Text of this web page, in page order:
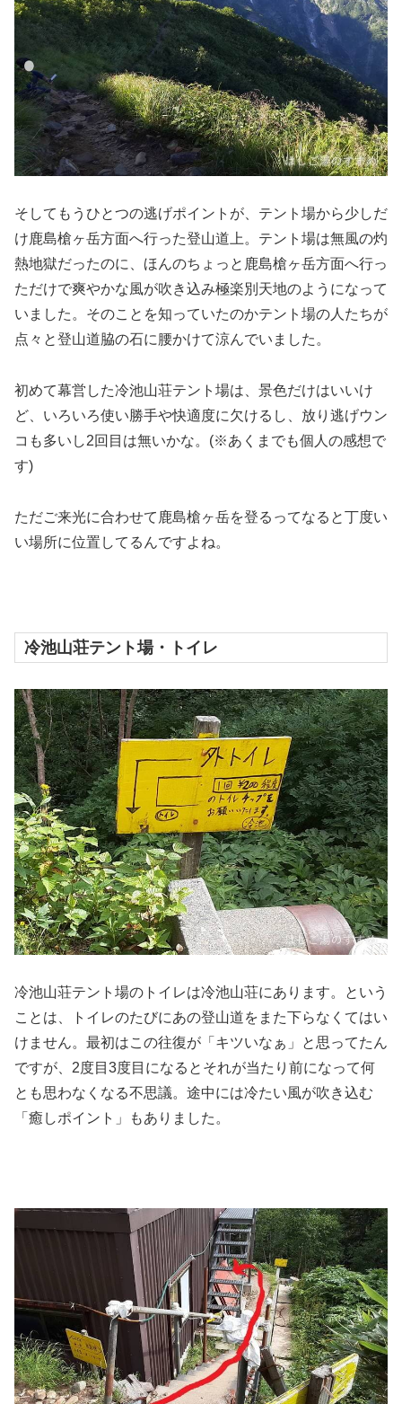
そしてもうひとつの逃げポイントが、テント場から少しだ
け鹿島槍ヶ岳方面へ行った登山道上。テント場は無風の灼
熱地獄だったのに、ほんのちょっと鹿島槍ヶ岳方面へ行っ
ただけで爽やかな風が吹き込み極楽別天地のようになって
いました。そのことを知っていたのかテント場の人たちが
点々と登山道脇の石に腰かけて涼んでいました。
初めて幕営した冷池山荘テント場は、景色だけはいいけ
ど、いろいろ使い勝手や快適度に欠けるし、放り逃げウン
コも多いし2回目は無いかな。(※あくまでも個人の感想で
す)
ただご来光に合わせて鹿島槍ヶ岳を登るってなると丁度い
い場所に位置してるんですよね。
冷池山荘テント場・トイレ
冷池山荘テント場のトイレは冷池山荘にあります。という
ことは、トイレのたびにあの登山道をまた下らなくてはい
けません。最初はこの往復が「キツいなぁ」と思ってたん
ですが、2度目3度目になるとそれが当たり前になって何
とも思わなくなる不思議。途中には冷たい風が吹き込む
「癒しポイント」もありました。